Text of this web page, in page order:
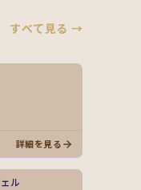
すべて見る →
詳細を見る
ル